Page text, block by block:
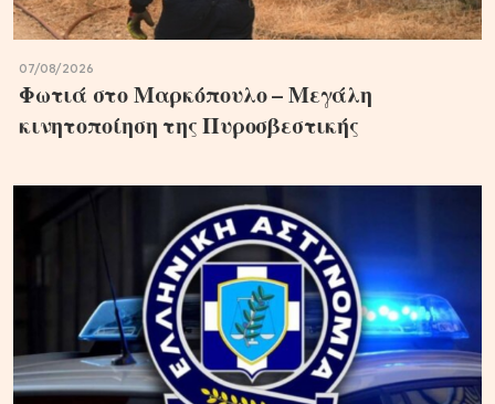
07/08/2026
Φωτιά στο Μαρκόπουλο – Μεγάλη
κινητοποίηση της Πυροσβεστικής